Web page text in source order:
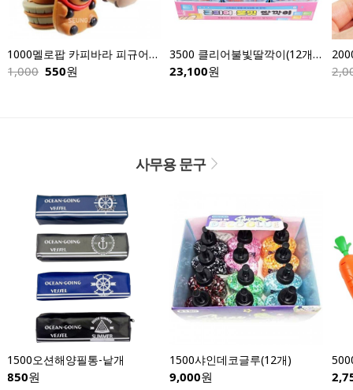
1000멜로팝 카피바라 피규어키링-낱개
1,000 550원
3500 클리어불빛딸깍이(12개입)
23,100원
사무용 문구
1500오션해양필통-낱개
850원
1500샤인데코글루(12개)
9,000원